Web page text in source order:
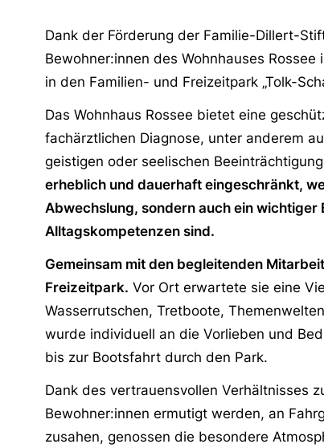
Dank der Förderung der Familie-Dillert-
Bewohner:innen des Wohnhauses
in den Familien- und Freizeitpark „Tolk-
Das Wohnhaus Rossee bietet eine
fachärztlichen Diagnose, unter anderem
geistigen oder seelischen
erheblich und dauerhaft eingeschränkt,
Abwechslung, sondern auch ein
Alltagskompetenzen sind.
Gemeinsam mit den begleitenden
Freizeitpark. Vor Ort erwartete sie eine
Wasserrutschen, Tretboote,
wurde individuell an die Vorlieben und
bis zur Bootsfahrt durch den Park.
Dank des vertrauensvollen Verhältnisses
Bewohner:innen ermutigt werden, an
zusahen, genossen die besondere